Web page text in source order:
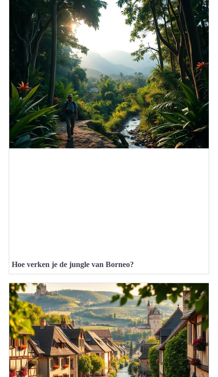
Hoe verken je de jungle van Borneo?